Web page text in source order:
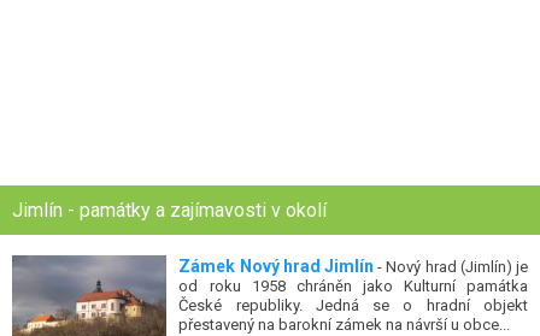
Jimlín - památky a zajímavosti v okolí
Zámek Nový hrad Jimlín - Nový hrad (Jimlín) je
od roku 1958 chráněn jako Kulturní památka
České republiky. Jedná se o hradní objekt
přestavený na barokní zámek na návrší u obce...